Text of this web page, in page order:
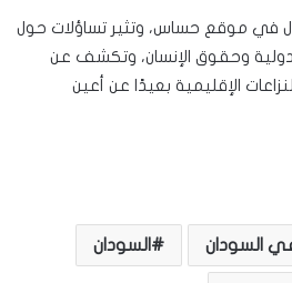
في موقع حساس، وتثير تساؤلات حول
الدولية وحقوق الإنسان، وتكشف عن
الإقليمية بعيدًا عن أعين
السودان السودان